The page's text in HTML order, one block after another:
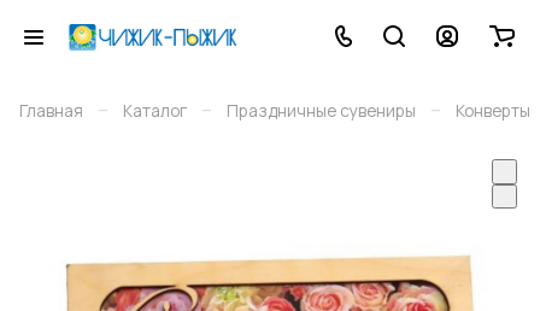
Главная – Каталог – Праздничные сувениры – Конверты